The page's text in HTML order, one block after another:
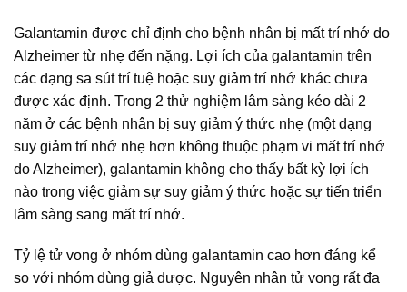
Galantamin được chỉ định cho bệnh nhân bị mất trí nhớ do
Alzheimer từ nhẹ đến nặng. Lợi ích của galantamin trên
các dạng sa sút trí tuệ hoặc suy giảm trí nhớ khác chưa
được xác định. Trong 2 thử nghiệm lâm sàng kéo dài 2
năm ở các bệnh nhân bị suy giảm ý thức nhẹ (một dạng
suy giảm trí nhớ nhẹ hơn không thuộc phạm vi mất trí nhớ
do Alzheimer), galantamin không cho thấy bất kỳ lợi ích
nào trong việc giảm sự suy giảm ý thức hoặc sự tiến triển
lâm sàng sang mất trí nhớ.
Tỷ lệ tử vong ở nhóm dùng galantamin cao hơn đáng kể
so với nhóm dùng giả dược. Nguyên nhân tử vong rất đa